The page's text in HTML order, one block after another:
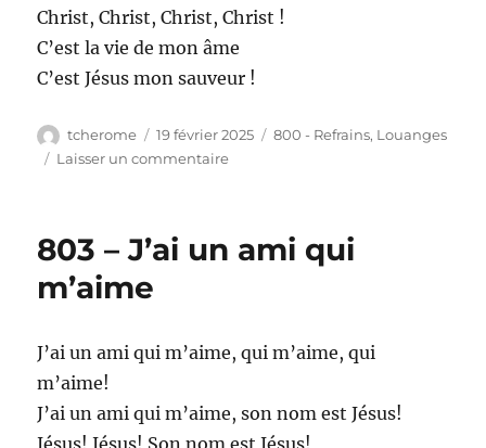
Christ, Christ, Christ, Christ !
C’est la vie de mon âme
C’est Jésus mon sauveur !
Auteur
tcherome
Publié
le
19 février 2025 Catégories
800 - Refrains, Louanges
Laisser un commentairesur
la
803 – J’ai un ami qui
m’aime
J’ai un ami qui m’aime, qui m’aime, qui
m’aime!
J’ai un ami qui m’aime, son nom est Jésus!
Jésus! Jésus! Son nom est Jésus!